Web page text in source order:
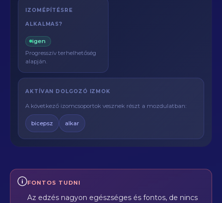
IZOMÉPÍTÉSRE
ALKALMAS?
igen
Progresszív terhelhetőség
alapján.
AKTÍVAN DOLGOZÓ IZMOK
A következő izomcsoportok vesznek részt a mozdulatban:
bicepsz alkar
FONTOS TUDNI
Az edzés nagyon egészséges és fontos, de nincs